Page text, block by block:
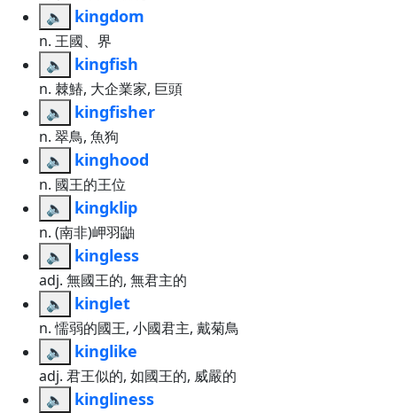
🔈
kingdom
n. 王國、界
🔈
kingfish
n. 棘鰆, 大企業家, 巨頭
🔈
kingfisher
n. 翠鳥, 魚狗
🔈
kinghood
n. 國王的王位
🔈
kingklip
n. (南非)岬羽鼬
🔈
kingless
adj. 無國王的, 無君主的
🔈
kinglet
n. 懦弱的國王, 小國君主, 戴菊鳥
🔈
kinglike
adj. 君王似的, 如國王的, 威嚴的
🔈
kingliness